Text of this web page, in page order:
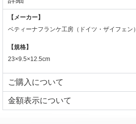
【メーカー】
ベティーナフランケ工房（ドイツ・ザイフェン）
【規格】
23×9.5×12.5cm
ご購入について
⾦額表⽰について